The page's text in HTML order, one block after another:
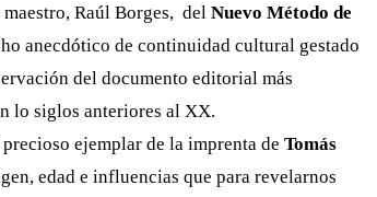
Raúl Borges, del Nuevo Método de
anecdótico de continuidad cultural gestado
del documento editorial más
lo siglos anteriores al XX.
ejemplar de la imprenta de Tomás
edad e influencias que para revelarnos